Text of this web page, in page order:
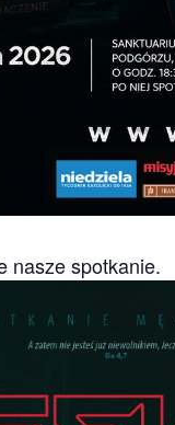
nasze spotkanie.